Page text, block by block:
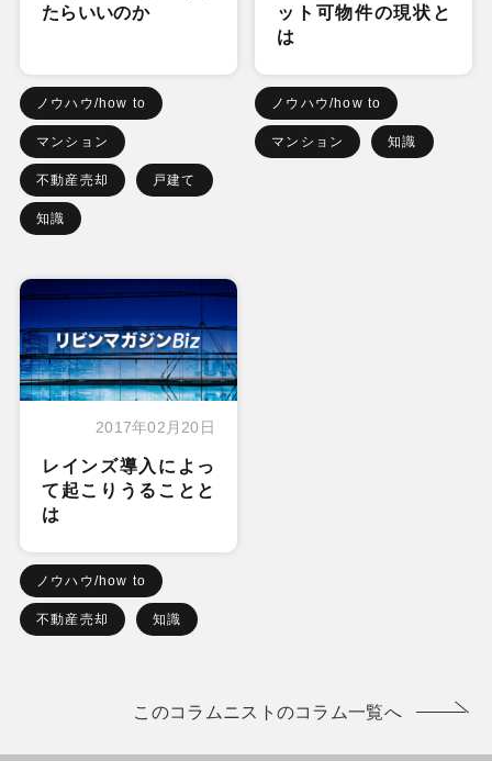
たらいいのか
ノウハウ/how to
マンション
不動産売却 戸建て
知識
ット可物件の現状と
は
ノウハウ/how to
マンション 知識
2017年02月20日
レインズ導入によっ
て起こりうることと
は
ノウハウ/how to
不動産売却 知識
このコラムニストのコラム一覧へ